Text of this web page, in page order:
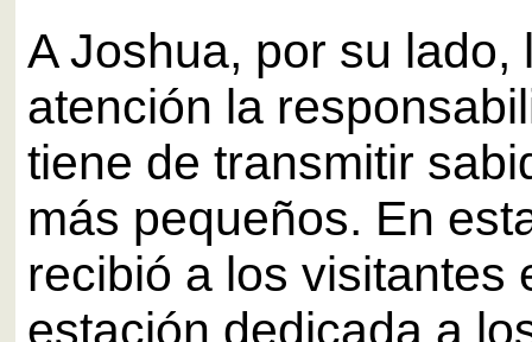
A Joshua, por su lado,
atención la
tiene de transmitir
más pequeños. En
recibió a los visitantes
estación dedicada a